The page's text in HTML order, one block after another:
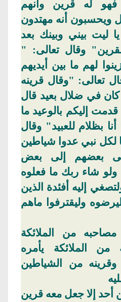
فهو له قرين وانهم
ويحسبون أنه مهتدون
ليت بيني وبينك بعد
وقال تعالى: "
لهم ما بين أيديهم
تعالى: "وقال قرينه
كان في ضلال بعيد قال
إليكم بالوعيد ما
بظلام للعبيد" وقال
لكل نبي عدوا شياطين
بعضهم إلى بعض
شاء ربك ما فعلوه
إليه أفئدة الذين
وليقترفوا
ماهم
من الملائكة
من الملائكة يأمره
وقرينه من الشياطين
أحد إلا جعل معه قرين